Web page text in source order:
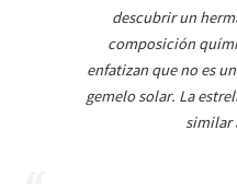
descubrir un
composición
enfatizan que no es
gemelo solar. La
similar